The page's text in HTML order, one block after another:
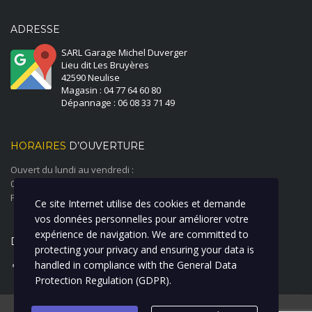
ADRESSE
SARL Garage Michel Duverger
Lieu dit Les Bruyères
42590 Neulise
Magasin : 04 77 64 60 80
Dépannage : 06 08 33 71 49
HORAIRES D’OUVERTURE
Ouvert du lundi au vendredi :
08:00 à 12:00 - 14:00 à 18:00
Fermé le samedi et le dimanche
DERNIÈRE ACTUALITÉ
ATELIER CARROSSERIE PEINTURE
Ce site Internet utilise des cookies et demande
vos données personnelles pour améliorer votre
expérience de navigation. We are committed to
protecting your privacy and ensuring your data is
handled in compliance with the General Data
Protection Regulation (GDPR).